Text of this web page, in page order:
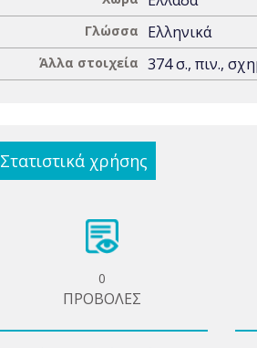
Γλώσσα Ελληνικά
Άλλα στοιχεία 374 σ., πιν.,
Στατιστικά χρήσης
0
ΠΡΟΒΟΛΕΣ